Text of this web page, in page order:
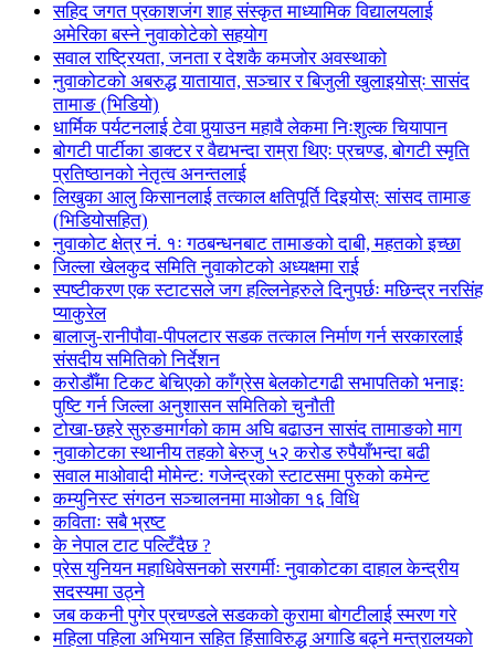
सहिद जगत प्रकाशजंग शाह संस्कृत माध्यामिक विद्यालयलाई
अमेरिका बस्ने नुवाकोटेको सहयोग
सवाल राष्ट्रियता, जनता र देशकै कमजोर अवस्थाको
नुवाकोटको अबरुद्ध यातायात, सञ्चार र बिजुली खुलाइयोस्ः सासंद
तामाङ (भिडियो)
धार्मिक पर्यटनलाई टेवा पुर्‍याउन महावै लेकमा निःशुल्क चियापान
बोगटी पार्टीका डाक्टर र वैद्यभन्दा राम्रा थिएः प्रचण्ड, बोगटी स्मृति
प्रतिष्ठानको नेतृत्व अनन्तलाई
लिखुका आलु किसानलाई तत्काल क्षतिपूर्ति दिइयोस्: सांसद तामाङ
(भिडियोसहित)
नुवाकोट क्षेत्र नं. १ः गठबन्धनबाट तामाङको दाबी, महतको इच्छा
जिल्ला खेलकुद समिति नुवाकोटको अध्यक्षमा राई
स्पष्टीकरण एक स्टाटसले जग हल्लिनेहरुले दिनुपर्छः मछिन्द्र नरसिंह
प्याकुरेल
बालाजु-रानीपौवा-पीपलटार सडक तत्काल निर्माण गर्न सरकारलाई
संसदीय समितिको निर्देशन
करोडौँमा टिकट बेचिएको काँग्रेस बेलकोटगढी सभापतिको भनाइः
पुष्टि गर्न जिल्ला अनुशासन समितिको चुनौती
टोखा-छहरे सुरुङमार्गको काम अघि बढाउन सासंद तामाङको माग
नुवाकोटका स्थानीय तहको बेरुजु ५२ करोड रुपैयाँभन्दा बढी
सवाल माओवादी मोमेन्ट: गजेन्द्रको स्टाटसमा पुरुको कमेन्ट
कम्युनिस्ट संगठन सञ्चालनमा माओका १६ विधि
कविताः सबै भ्रष्ट
के नेपाल टाट पल्टिँदैछ ?
प्रेस युनियन महाधिवेसनको सरगर्मीः नुवाकोटका दाहाल केन्द्रीय
सदस्यमा उठ्ने
जब ककनी पुगेर प्रचण्डले सडकको कुरामा बोगटीलाई स्मरण गरे
महिला पहिला अभियान सहित हिंसाविरुद्ध अगाडि बढ्ने मन्त्रालयको